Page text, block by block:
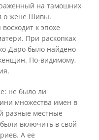
на тамошних
о жене Шивы.
к эпохе
При раскопках
Даро было найдено
По-видимому,
не было ли
множества имен в
разные местные
включить в свой
А ее